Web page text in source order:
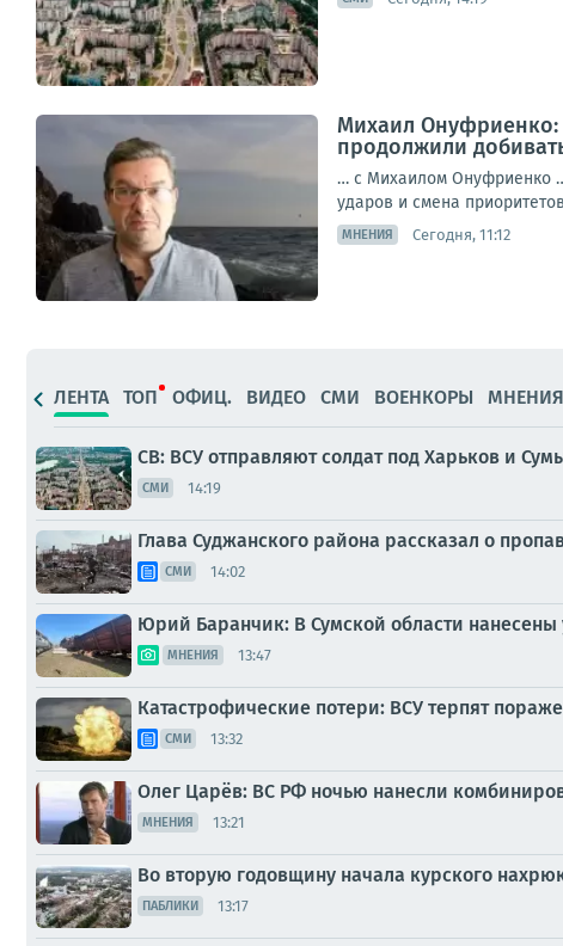
Михаил
продолжили
… с Михаилом Онуфриенко
ударов и смена
МНЕНИЯ Сегодня, 11:12
ЛЕНТА ТОП ОФИЦ. ВИДЕО СМИ ВОЕНКОРЫ МНЕНИЯ
СВ: ВСУ отправляют солдат под Харьков и
СМИ 14:19
Глава Суджанского района рассказал о
СМИ 14:02
Юрий Баранчик: В Сумской области
МНЕНИЯ 13:47
Катастрофические потери: ВСУ терпят
СМИ 13:32
Олег Царёв: ВС РФ ночью нанесли
МНЕНИЯ 13:21
Во вторую годовщину начала курского
ПАБЛИКИ 13:17